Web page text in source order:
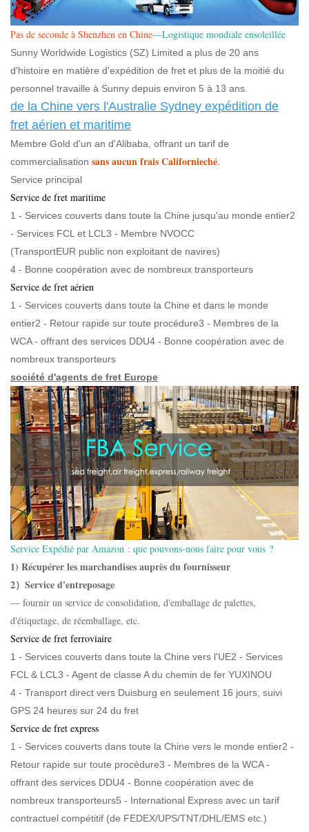
Pas de seconde à Shenzhen en Chine—Logistique mondiale ensoleillée
Sunny Worldwide Logistics (SZ) Limited a plus de 20 ans
d'histoire en matière d'expédition de fret et plus de la moitié du
personnel travaille à Sunny depuis environ 5 à 13 ans.
de la Chine vers l'Australie Sydney expédition de
fret aérien et maritime
Membre Gold d'un an d'Alibaba, offrant un tarif de
commercialisation sans aucun frais Californieché.
Service principal
Service de fret maritime
1 - Services couverts dans toute la Chine jusqu'au monde entier2
- Services FCL et LCL3 - Membre NVOCC
(TransportEUR public non exploitant de navires)
4 - Bonne coopération avec de nombreux transporteurs
Service de fret aérien
1 - Services couverts dans toute la Chine et dans le monde
entier2 - Retour rapide sur toute procédure3 - Membres de la
WCA - offrant des services DDU4 - Bonne coopération avec de
nombreux transporteurs
société d'agents de fret Europe
Service Expédié par Amazon : que pouvons-nous faire pour vous ?
1) Récupérer les marchandises auprès du fournisseur
2）Service d'entreposage
— fournir un service de consolidation, d'emballage de palettes,
d'étiquetage, de réemballage, etc.
Service de fret ferroviaire
1 - Services couverts dans toute la Chine vers l'UE2 - Services
FCL & LCL3 - Agent de classe A du chemin de fer YUXINOU
4 - Transport direct vers Duisburg en seulement 16 jours, suivi
GPS 24 heures sur 24 du fret
Service de fret express
1 - Services couverts dans toute la Chine vers le monde entier2 -
Retour rapide sur toute procédure3 - Membres de la WCA -
offrant des services DDU4 - Bonne coopération avec de
nombreux transporteurs5 - International Express avec un tarif
contractuel compétitif (de FEDEX/UPS/TNT/DHL/EMS etc.)